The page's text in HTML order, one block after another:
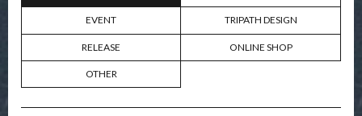
EVENT TRIPATH DESIGN
RELEASE ONLINE SHOP
OTHER